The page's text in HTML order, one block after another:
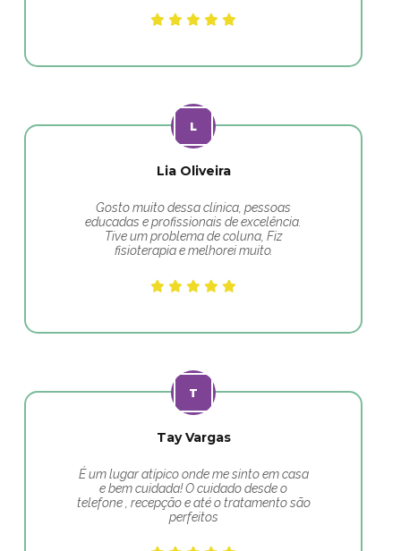
Lia Oliveira
Gosto muito dessa clínica, pessoas
educadas e profissionais de excelência.
Tive um problema de coluna, Fiz
fisioterapia e melhorei muito.
Tay Vargas
É um lugar atípico onde me sinto em casa
e bem cuidada! O cuidado desde o
telefone , recepção e até o tratamento são
perfeitos